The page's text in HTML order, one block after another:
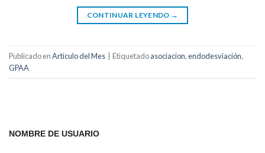
CONTINUAR LEYENDO →
Publicado enArticulo del Mes Etiquetadoasociacion,endodesviación,
GPAA
NOMBRE DE USUARIO